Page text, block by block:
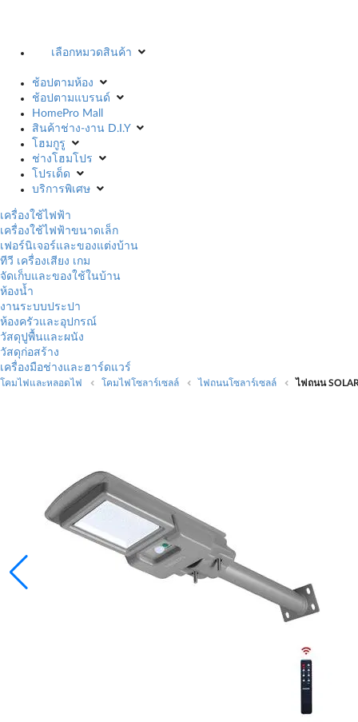
เลือกหมวดสินค้า
ช้อปตามห้อง
ช้อปตามแบรนด์
HomePro Mall
สินค้าช่าง-งาน D.I.Y
โฮมกูรู
ช่างโฮมโปร
โปรเด็ด
บริการพิเศษ
เครื่องใช้ไฟฟ้า
เครื่องใช้ไฟฟ้าขนาดเล็ก
เฟอร์นิเจอร์และของแต่งบ้าน
ทีวี เครื่องเสียง เกม
จัดเก็บและของใช้ในบ้าน
ห้องน้ำ
งานระบบประปา
ห้องครัวและอุปกรณ์
วัสดุปูพื้นและผนัง
วัสดุก่อสร้าง
เครื่องมือช่างและฮาร์ดแวร์
โคมไฟและหลอดไฟ โคมไฟโซลาร์เซลล์ ไฟถนนโซลาร์เซลล์ ไฟถนน